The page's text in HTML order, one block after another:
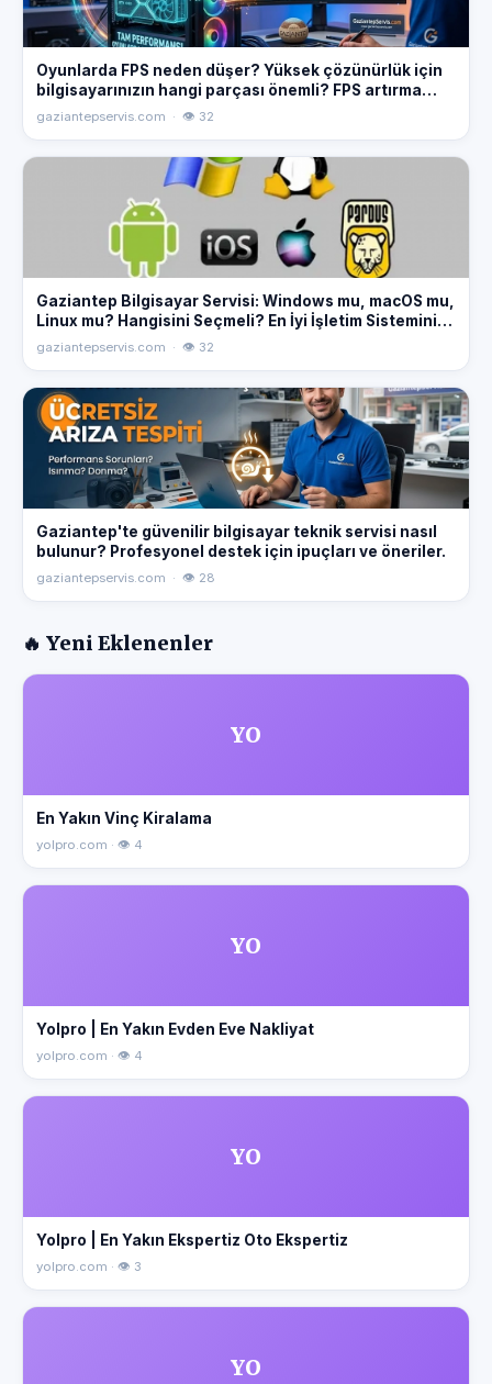
Oyunlarda FPS neden düşer? Yüksek çözünürlük için
bilgisayarınızın hangi parçası önemli? FPS artırma
yöntemleri hakkında bilgi alın.
gaziantepservis.com · 👁 32
Gaziantep Bilgisayar Servisi: Windows mu, macOS mu,
Linux mu? Hangisini Seçmeli? En İyi İşletim Sistemini
Seçmek İçin İpuçları! #Windows #macOS #Linux
gaziantepservis.com · 👁 32
Gaziantep'te güvenilir bilgisayar teknik servisi nasıl
bulunur? Profesyonel destek için ipuçları ve öneriler.
gaziantepservis.com · 👁 28
🔥 Yeni Eklenenler
YO
En Yakın Vinç Kiralama
yolpro.com · 👁 4
YO
Yolpro | En Yakın Evden Eve Nakliyat
yolpro.com · 👁 4
YO
Yolpro | En Yakın Ekspertiz Oto Ekspertiz
yolpro.com · 👁 3
YO